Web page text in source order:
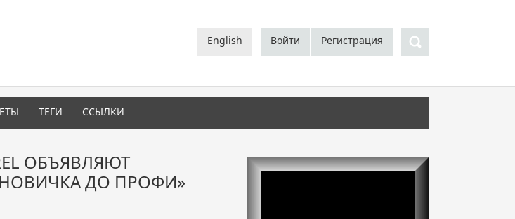
English Войти Регистрация
ТЕГИ ССЫЛКИ
ОБЪЯВЛЯЮТ
НОВИЧКА ДО ПРОФИ»